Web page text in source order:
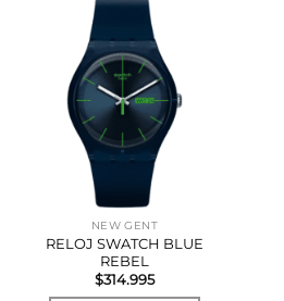
NEW GENT
RELOJ SWATCH BLUE
REBEL
$314.995